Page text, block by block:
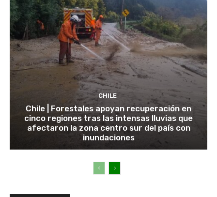
CHILE
Chile | Forestales apoyan recuperación en
cinco regiones tras las intensas lluvias que
afectaron la zona centro sur del país con
inundaciones